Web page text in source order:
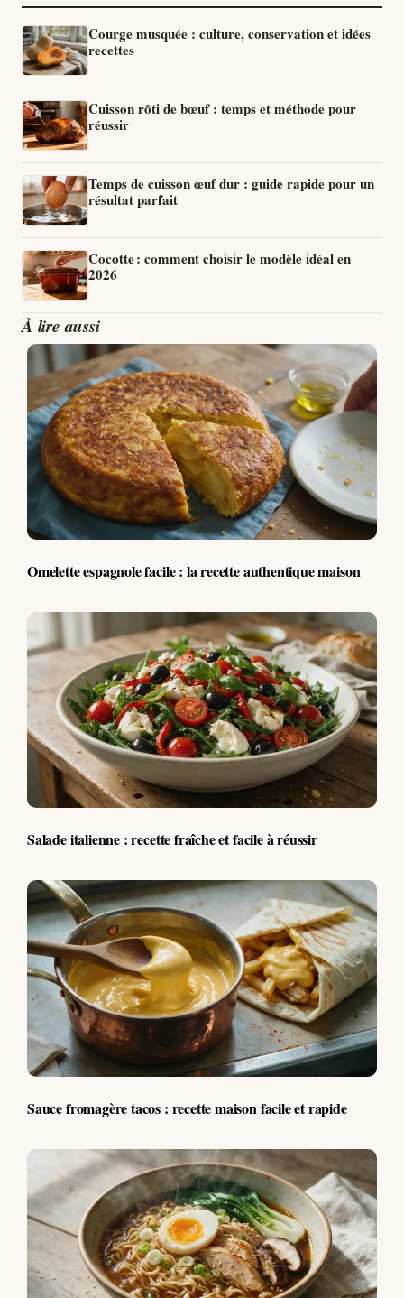
Courge musquée : culture, conservation et idées
recettes
Cuisson rôti de bœuf : temps et méthode pour
réussir
Temps de cuisson œuf dur : guide rapide pour un
résultat parfait
Cocotte : comment choisir le modèle idéal en
2026
À lire aussi
Omelette espagnole facile : la recette authentique maison
Salade italienne : recette fraîche et facile à réussir
Sauce fromagère tacos : recette maison facile et rapide